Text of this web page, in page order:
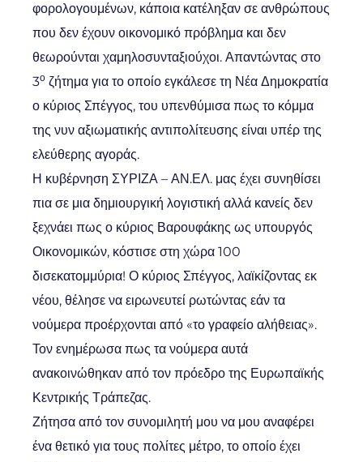
φορολογουμένων, κάποια κατέληξαν σε ανθρώπους
που δεν έχουν οικονομικό πρόβλημα και δεν
θεωρούνται χαμηλοσυνταξιούχοι. Απαντώντας στο
3ο ζήτημα για το οποίο εγκάλεσε τη Νέα Δημοκρατία
ο κύριος Σπέγγος, του υπενθύμισα πως το κόμμα
της νυν αξιωματικής αντιπολίτευσης είναι υπέρ της
ελεύθερης αγοράς.
Η κυβέρνηση ΣΥΡΙΖΑ – ΑΝ.ΕΛ. μας έχει συνηθίσει
πια σε μια δημιουργική λογιστική αλλά κανείς δεν
ξεχνάει πως ο κύριος Βαρουφάκης ως υπουργός
Οικονομικών, κόστισε στη χώρα 100
δισεκατομμύρια! Ο κύριος Σπέγγος, λαϊκίζοντας εκ
νέου, θέλησε να ειρωνευτεί ρωτώντας εάν τα
νούμερα προέρχονται από «το γραφείο αλήθειας».
Τον ενημέρωσα πως τα νούμερα αυτά
ανακοινώθηκαν από τον πρόεδρο της Ευρωπαϊκής
Κεντρικής Τράπεζας.
Ζήτησα από τον συνομιλητή μου να μου αναφέρει
ένα θετικό για τους πολίτες μέτρο, το οποίο έχει